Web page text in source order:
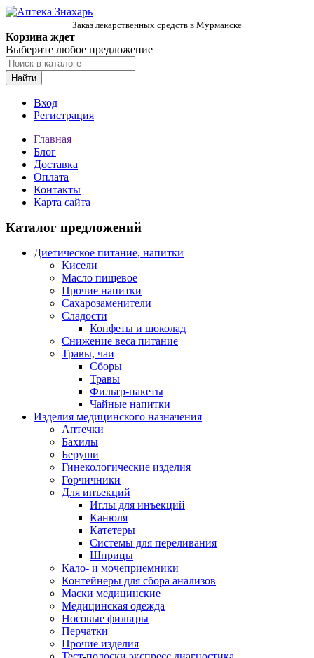
Заказ лекарственных средств в Мурманске
Корзина ждет
Выберите любое предложение
Найти
Вход
Регистрация
Главная
Блог
Доставка
Оплата
Контакты
Карта сайта
Каталог предложений
Диетическое питание, напитки
Кисели
Масло пищевое
Прочие напитки
Сахарозаменители
Сладости
Конфеты и шоколад
Снижение веса питание
Травы, чаи
Сборы
Травы
Фильтр-пакеты
Чайные напитки
Изделия медицинского назначения
Аптечки
Бахилы
Беруши
Гинекологические изделия
Горчичники
Для инъекций
Иглы для инъекций
Канюля
Катетеры
Системы для переливания
Шприцы
Кало- и мочеприемники
Контейнеры для сбора анализов
Маски медицинские
Медицинская одежда
Носовые фильтры
Перчатки
Прочие изделия